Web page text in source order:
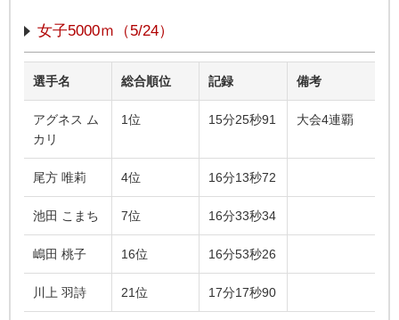
女子5000ｍ（5/24）
アグネス ム
カリ
1位 15分25秒91 大会4連覇
尾方 唯莉 4位 16分13秒72
池田 こまち 7位 16分33秒34
嶋田 桃子 16位 16分53秒26
川上 羽詩 21位 17分17秒90
選手名 総合順位 記録 備考